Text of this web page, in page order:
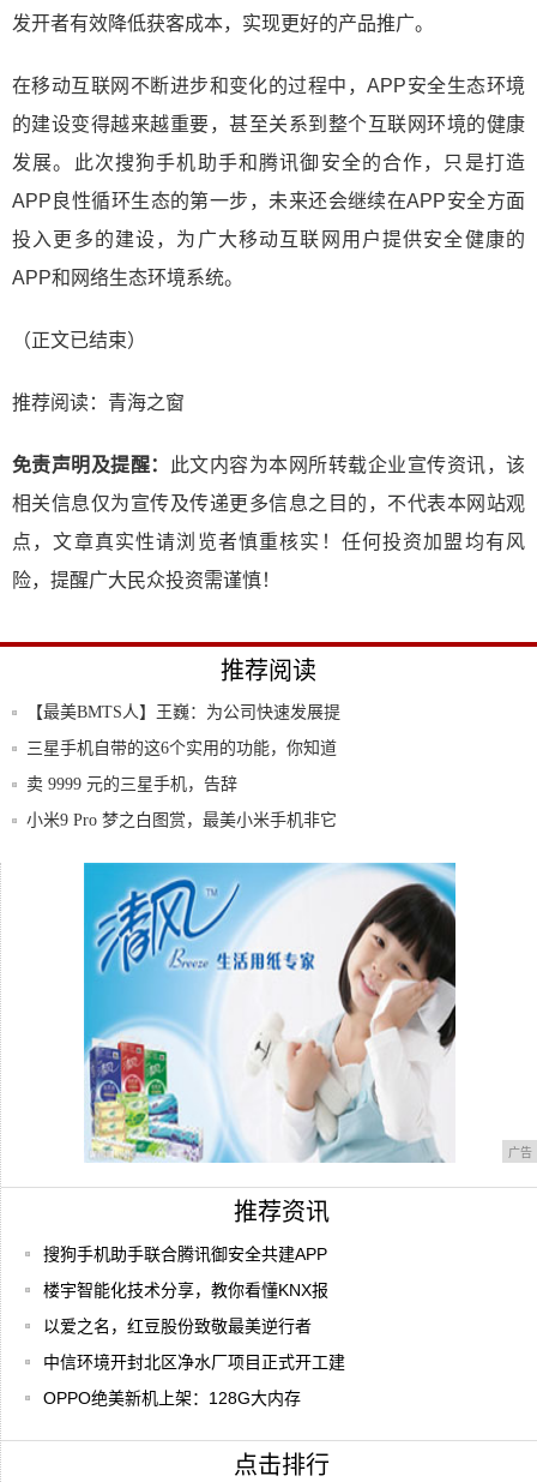
发开者有效降低获客成本，实现更好的产品推广。
在移动互联网不断进步和变化的过程中，APP安全生态环境
的建设变得越来越重要，甚至关系到整个互联网环境的健康
发展。此次搜狗手机助手和腾讯御安全的合作，只是打造
APP良性循环生态的第一步，未来还会继续在APP安全方面
投入更多的建设，为广大移动互联网用户提供安全健康的
APP和网络生态环境系统。
（正文已结束）
推荐阅读： 青海之窗
免责声明及提醒：
此文内容为本网所转载企业宣传资讯，该
相关信息仅为宣传及传递更多信息之目的，不代表本网站观
点，文章真实性请浏览者慎重核实！任何投资加盟均有风
险，提醒广大民众投资需谨慎！
推荐阅读
【最美BMTS人】王巍：为公司快速发展提
供了
三星手机自带的这6个实用的功能，你知道
吗？打
卖 9999 元的三星手机，告辞
小米9 Pro 梦之白图赏，最美小米手机非它
2020年的小米手机10系列即将发布！你期待
广告
推荐资讯
搜狗手机助手联合腾讯御安全共建APP
楼宇智能化技术分享，教你看懂KNX报
以爱之名，红豆股份致敬最美逆行者
中信环境开封北区净水厂项目正式开工建
OPPO绝美新机上架：128G大内存
点击排行